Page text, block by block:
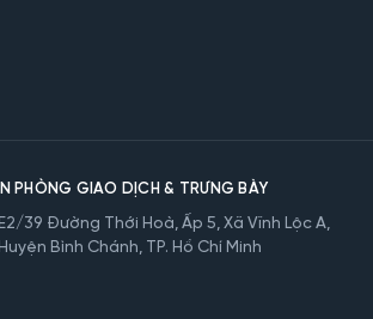
PHÒNG GIAO DỊCH & TRƯNG BÀY
E2/39 Đường Thới Hoà, Ấp 5, Xã Vĩnh Lộc A,
Huyện Bình Chánh, TP. Hồ Chí Minh